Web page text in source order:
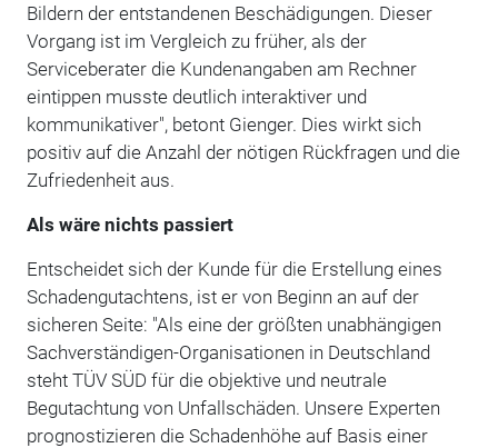
Bildern der entstandenen Beschädigungen. Dieser
Vorgang ist im Vergleich zu früher, als der
Serviceberater die Kundenangaben am Rechner
eintippen musste deutlich interaktiver und
kommunikativer", betont Gienger. Dies wirkt sich
positiv auf die Anzahl der nötigen Rückfragen und die
Zufriedenheit aus.
Als wäre nichts passiert
Entscheidet sich der Kunde für die Erstellung eines
Schadengutachtens, ist er von Beginn an auf der
sicheren Seite: "Als eine der größten unabhängigen
Sachverständigen-Organisationen in Deutschland
steht TÜV SÜD für die objektive und neutrale
Begutachtung von Unfallschäden. Unsere Experten
prognostizieren die Schadenhöhe auf Basis einer